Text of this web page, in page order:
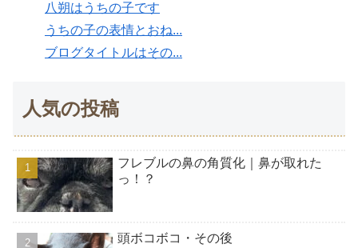
八朔はうちの子です
うちの子の表情とおね...
ブログタイトルはその...
人気の投稿
フレブルの鼻の角質化｜鼻が取れた
っ！？
頭ボコボコ・その後